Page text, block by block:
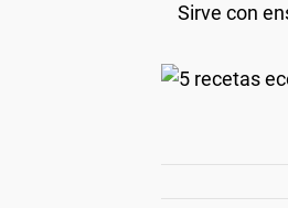
Sirve con